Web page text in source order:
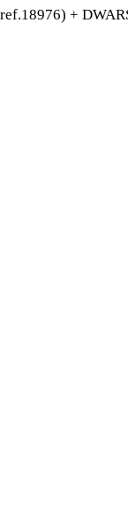
+